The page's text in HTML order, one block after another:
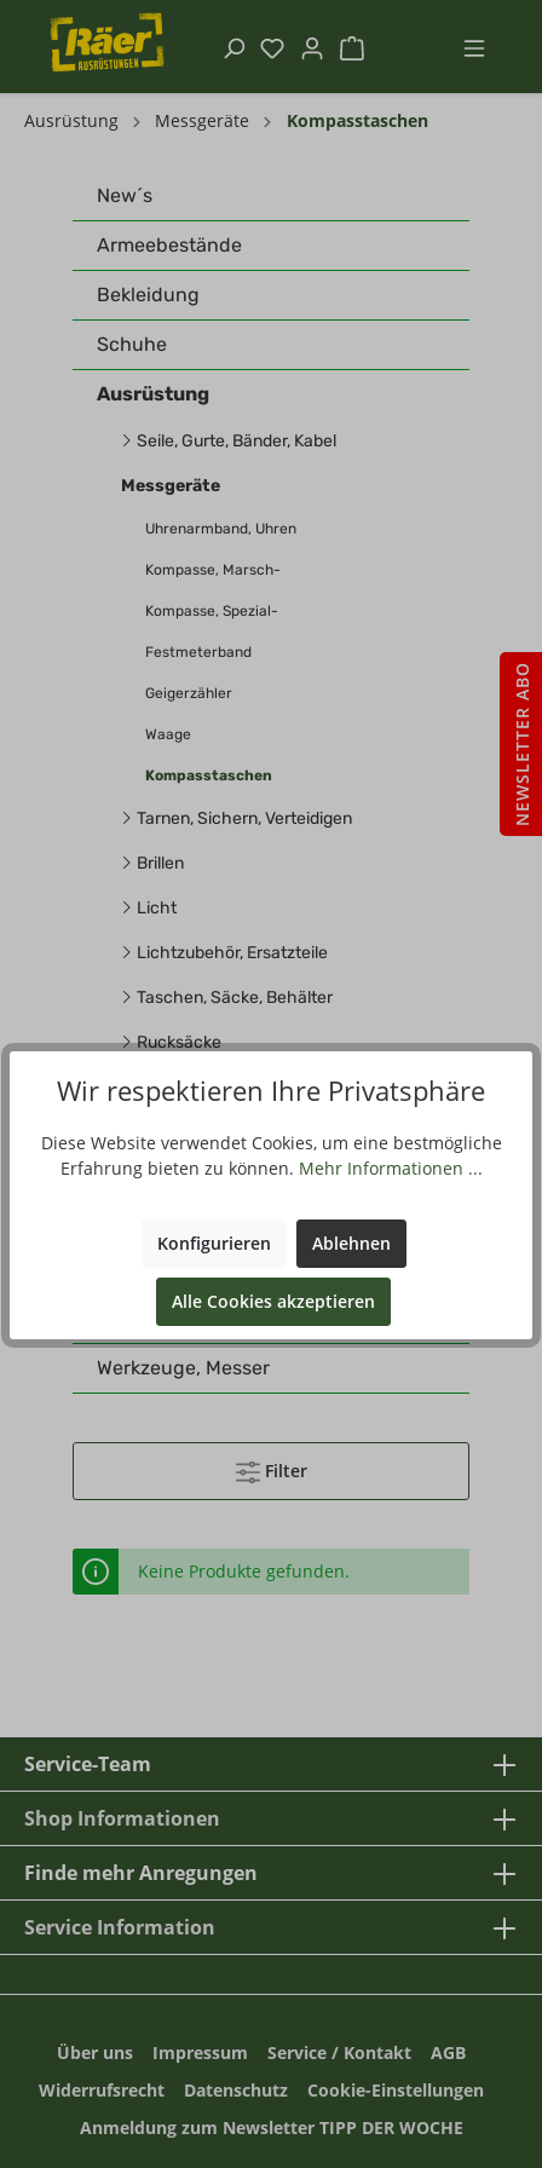
Ausrüstung Messgeräte Kompasstaschen
New´s
Armeebestände
Bekleidung
Schuhe
Ausrüstung
Seile, Gurte, Bänder, Kabel
Messgeräte
Uhrenarmband, Uhren
Kompasse, Marsch-
Kompasse, Spezial-
Festmeterband
Geigerzähler
Waage
Kompasstaschen
Tarnen, Sichern, Verteidigen
Brillen
Licht
Lichtzubehör, Ersatzteile
Taschen, Säcke, Behälter
Rucksäcke
Kisten
Schlafsäcke
Decken
Biwak, Camping
Werkzeuge, Messer
Filter
Keine Produkte gefunden.
Service-Team
Shop Informationen
Finde mehr Anregungen
Service Information
Über uns Impressum Service / Kontakt
AGB
Widerrufsrecht
Datenschutz
Cookie-Einstellungen
Anmeldung zum Newsletter TIPP DER WOCHE
Wir respektieren Ihre Privatsphäre
Diese Website verwendet Cookies, um eine bestmögliche
Erfahrung bieten zu können. Mehr Informationen ...
Konfigurieren Ablehnen
Alle Cookies akzeptieren
NEWSLETTER ABO